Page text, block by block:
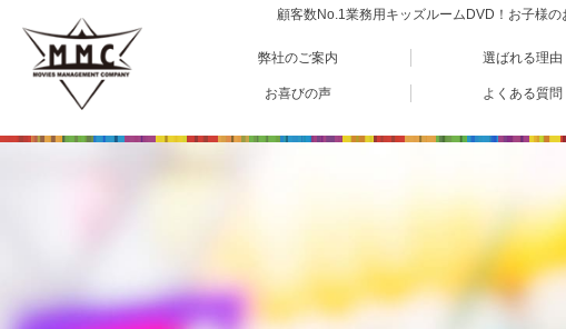
顧客数No.1業務用キッズルームDVD！お子様
弊社のご案内 選ばれる理由
お喜びの声 よくある質問